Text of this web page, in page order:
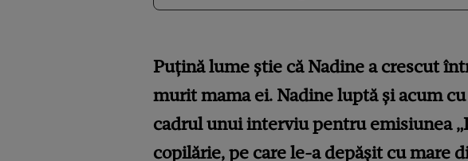
Puțină lume știe că Nadine a crescut
murit mama ei. Nadine luptă și acum
cadrul unui interviu pentru emisiunea
copilărie, pe care le-a depășit cu mare